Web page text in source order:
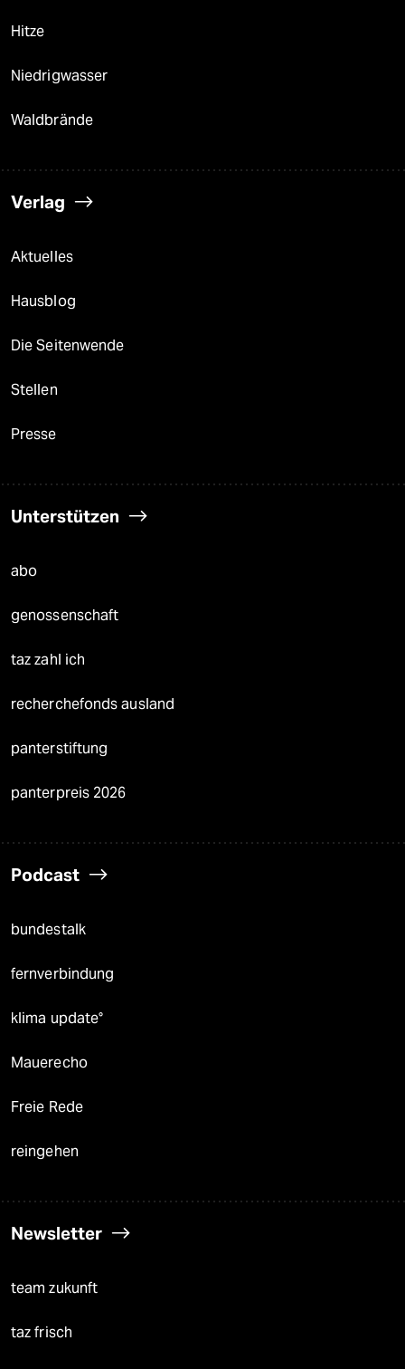
Hitze
Niedrigwasser
Waldbrände
Verlag
Aktuelles
Hausblog
Die Seitenwende
Stellen
Presse
Unterstützen
abo
genossenschaft
taz zahl ich
recherchefonds ausland
panterstiftung
panterpreis 2026
Podcast
bundestalk
fernverbindung
klima update°
Mauerecho
Freie Rede
reingehen
Newsletter
team zukunft
taz frisch